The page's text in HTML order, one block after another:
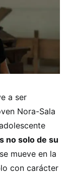
a ser
Nora-Sala
no solo de su
mueve en la
con carácter